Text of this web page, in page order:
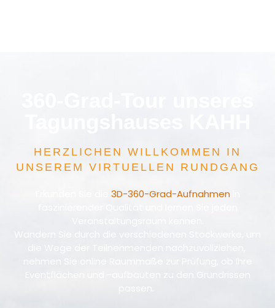
HERZLICHEN WILLKOMMEN IN
UNSEREM VIRTUELLEN RUNDGANG
3D-360-Grad-Aufnahmenin